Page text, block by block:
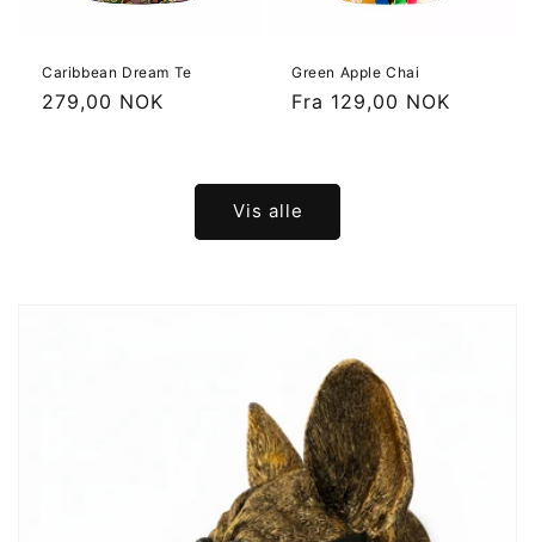
Caribbean Dream Te
Vanlig
279,00 NOK
Green Apple Chai
Vanlig
Fra 129,00 NOK
Vis alle